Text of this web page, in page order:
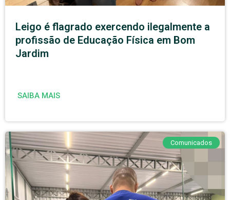
Leigo é flagrado exercendo ilegalmente a
profissão de Educação Física em Bom
Jardim
SAIBA MAIS
Comunicados